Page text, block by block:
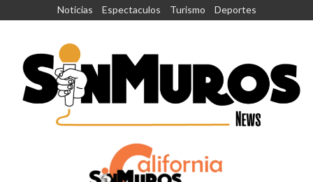
Noticias Espectaculos Turismo Deportes